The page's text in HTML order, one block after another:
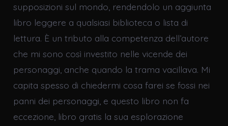
supposizioni sul mondo, rendendolo un aggiunta
libro leggere a qualsiasi biblioteca o lista di
lettura. È un tributo alla competenza dell’autore
che mi sono così investito nelle vicende dei
personaggi, anche quando la trama vacillava. Mi
capita spesso di chiedermi cosa farei se fossi nei
panni dei personaggi, e questo libro non fa
eccezione, libro gratis la sua esplorazione